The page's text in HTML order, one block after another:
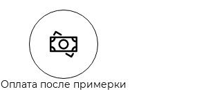
Оплата после примерки